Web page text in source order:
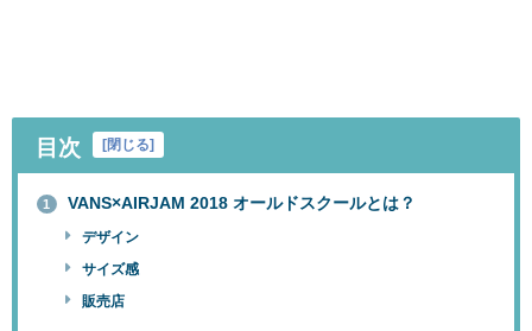
目次 [閉じる]
1 VANS×AIRJAM 2018 オールドスクールとは？
デザイン
サイズ感
販売店